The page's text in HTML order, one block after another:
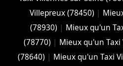
Villepreux (78450) |
(78930) | Mieux qu'un
(78770) | Mieux qu'un Taxi
(78640) | Mieux qu'un Taxi